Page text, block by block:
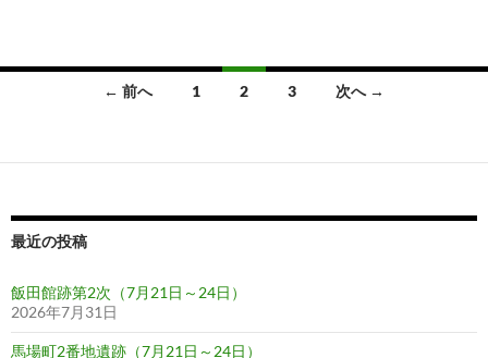
ナ
ゲ
ー
シ
← 前へ 1 2 3 次へ →
最近の投稿
飯田館跡第2次（7月21日～24日）
2026年7月31日
馬場町2番地遺跡（7月21日～24日）